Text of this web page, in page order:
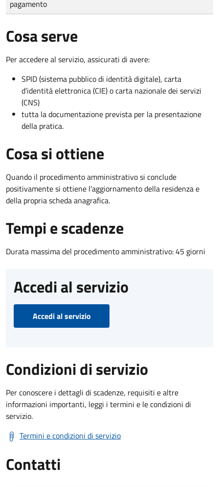
pagamento
Cosa serve
Per accedere al servizio, assicurati di avere:
SPID (sistema pubblico di identità digitale), carta
d’identità elettronica (CIE) o carta nazionale dei servizi
(CNS)
tutta la documentazione prevista per la presentazione
della pratica.
Cosa si ottiene
Quando il procedimento amministrativo si conclude
positivamente si ottiene l'aggiornamento della residenza e
della propria scheda anagrafica.
Tempi e scadenze
Durata massima del procedimento amministrativo: 45 giorni
Accedi al servizio
Accedi al servizio
Condizioni di servizio
Per conoscere i dettagli di scadenze, requisiti e altre
informazioni importanti, leggi i termini e le condizioni di
servizio.
Termini e condizioni di servizio
Contatti